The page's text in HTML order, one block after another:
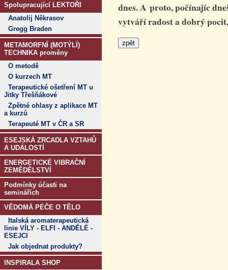
Spolupracující LEKTOŘI
Anatolij Někrasov
Gregg Braden
METAMORFNÍ (MOTÝLÍ)
TECHNIKA proměny
O metodě
O kurzech MT
Terapeutické ošetření MT u
Jitky Třešňákové
Zpětné ohlasy z aplikace MT
a kurzů
Terapeuté MT v ČR a SR
ESEJSKÁ ZRCADLA VZTAHŮ
A UDÁLOSTÍ
ENERGETICKÉ VIBRAČNÍ
ZEMĚDĚLSTVÍ
Podmínky účasti na
seminářích
VĚDOMÁ PÉČE O TĚLO
Italská aromaterapeutická
linie VÍLY - ELFI - ANDĚLÉ -
ESEJCI
Jak objednat produkty?
INSPIRALA SHOP
dnes. A proto, počínajíc
vytváří radost a dobrý